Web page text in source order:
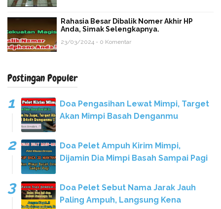
Rahasia Besar Dibalik Nomer Akhir HP
Anda, Simak Selengkapnya.
23/03/2024 - 0 Komentar
Postingan Populer
Doa Pengasihan Lewat Mimpi, Target
Akan Mimpi Basah Denganmu
Doa Pelet Ampuh Kirim Mimpi,
Dijamin Dia Mimpi Basah Sampai Pagi
Doa Pelet Sebut Nama Jarak Jauh
Paling Ampuh, Langsung Kena